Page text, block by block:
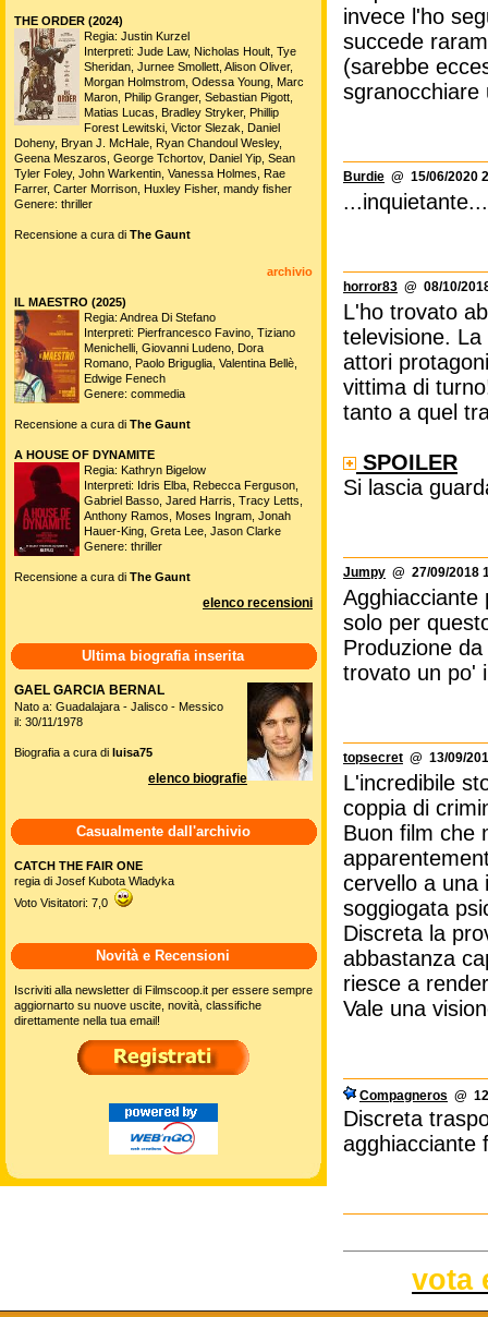
invece l'ho
succede
(sarebbe
sgranocchiare
Burdie @ 15/06/2020
...inquietante...
horror83 @ 08/10/
L'ho trovato
televisione.
attori
vittima di
tanto a quel
SPOILER
Si lascia
Jumpy @ 27/09/2018
Agghiacciante
solo per
Produzione
trovato un po'
topsecret @ 13/09/
L'incredibile
coppia di
Buon film che
cervello a una
soggiogata
Discreta la
abbastanza
riesce a
Vale una
Compagneros @
Discreta
agghiacciante
vota
THE ORDER (2024)
Regia: Justin Kurzel
Interpreti: Jude Law, Nicholas Hoult, Tye
Sheridan, Jurnee Smollett, Alison Oliver,
Morgan Holmstrom, Odessa Young, Marc
Maron, Philip Granger, Sebastian Pigott,
Matias Lucas, Bradley Stryker, Phillip
Forest Lewitski, Victor Slezak, Daniel
Doheny, Bryan J. McHale, Ryan Chandoul Wesley,
Geena Meszaros, George Tchortov, Daniel Yip, Sean
Tyler Foley, John Warkentin, Vanessa Holmes, Rae
Farrer, Carter Morrison, Huxley Fisher, mandy fisher
Genere: thriller
Recensione a cura di The Gaunt
archivio
IL MAESTRO (2025)
Regia: Andrea Di Stefano
Interpreti: Pierfrancesco Favino, Tiziano
Menichelli, Giovanni Ludeno, Dora
Romano, Paolo Briguglia, Valentina Bellè,
Edwige Fenech
Genere: commedia
Recensione a cura di The Gaunt
A HOUSE OF DYNAMITE
Regia: Kathryn Bigelow
Interpreti: Idris Elba, Rebecca Ferguson,
Gabriel Basso, Jared Harris, Tracy Letts,
Anthony Ramos, Moses Ingram, Jonah
Hauer-King, Greta Lee, Jason Clarke
Genere: thriller
Recensione a cura di The Gaunt
elenco recensioni
Ultima biografia inserita
GAEL GARCIA BERNAL
Nato a: Guadalajara - Jalisco - Messico
il: 30/11/1978
Biografia a cura di luisa75
elenco biografie
Casualmente dall'archivio
CATCH THE FAIR ONE
regia di Josef Kubota Wladyka
Voto Visitatori: 7,0
Novità e Recensioni
Iscriviti alla newsletter di Filmscoop.it per essere sempre
aggiornarto su nuove uscite, novità, classifiche
direttamente nella tua email!